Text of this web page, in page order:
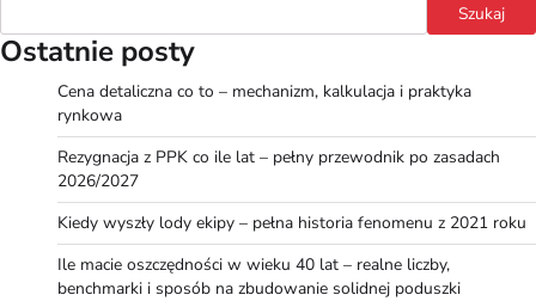
Szukaj
Ostatnie posty
Cena detaliczna co to – mechanizm, kalkulacja i praktyka
rynkowa
Rezygnacja z PPK co ile lat – pełny przewodnik po zasadach
2026/2027
Kiedy wyszły lody ekipy – pełna historia fenomenu z 2021 roku
Ile macie oszczędności w wieku 40 lat – realne liczby,
benchmarki i sposób na zbudowanie solidnej poduszki